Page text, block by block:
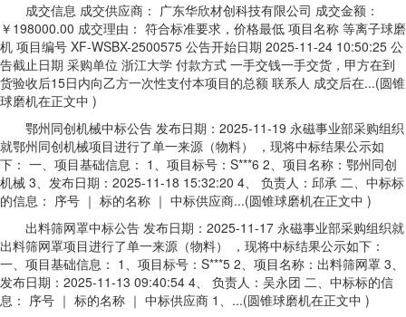
成交信息 成交供应商： 广东华欣材创科技有限公司 成交金额：
￥198000.00 成交理由： 符合标准要求，价格最低 项目名称 等离子球磨
机 项目编号 XF-WSBX-2500575 公告开始日期 2025-11-24 10:50:25 公
告截止日期 采购单位 浙江大学 付款方式 一手交钱一手交货，甲方在到
货验收后15日内向乙方一次性支付本项目的总额 联系人 成交后在...(圆锥
球磨机在正文中 )
鄂州同创机械中标公告 发布日期：2025-11-19 永磁事业部采购组织
就鄂州同创机械项目进行了单一来源（物料） ，现将中标结果公示如
下： 一、项目基础信息： 1、项目标号：S***6 2、项目名称：鄂州同创
机械 3、发布日期：2025-11-18 15:32:20 4、 负责人：邱承 二、中标标
的信息： 序号 ｜ 标的名称 ｜ 中标供应商...(圆锥球磨机在正文中 )
出料筛网罩中标公告 发布日期：2025-11-17 永磁事业部采购组织就
出料筛网罩项目进行了单一来源（物料） ，现将中标结果公示如下：
一、项目基础信息： 1、项目标号：S***5 2、项目名称：出料筛网罩 3、
发布日期：2025-11-13 09:40:54 4、 负责人：吴永团 二、中标标的信
息： 序号 ｜ 标的名称 ｜ 中标供应商 1、...(圆锥球磨机在正文中 )